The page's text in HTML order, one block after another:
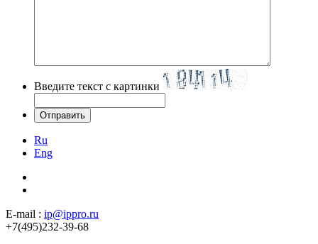
Введите текст с картинки
Ru
Eng
E-mail : ip@ippro.ru
+7(495)232-39-68